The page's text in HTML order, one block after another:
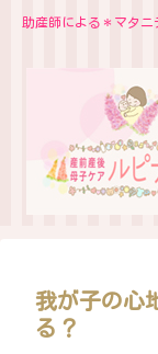
助産師による＊マタ
我が子の心
る？